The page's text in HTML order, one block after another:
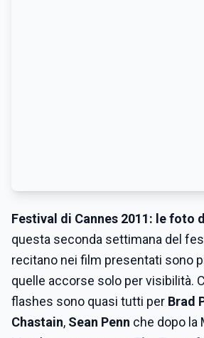
Festival di Cannes 2011: le foto
questa seconda settimana del
recitano nei film presentati sono
quelle accorse solo per visibilità.
flashes sono quasi tutti per Brad
Chastain, Sean Penn che dopo la